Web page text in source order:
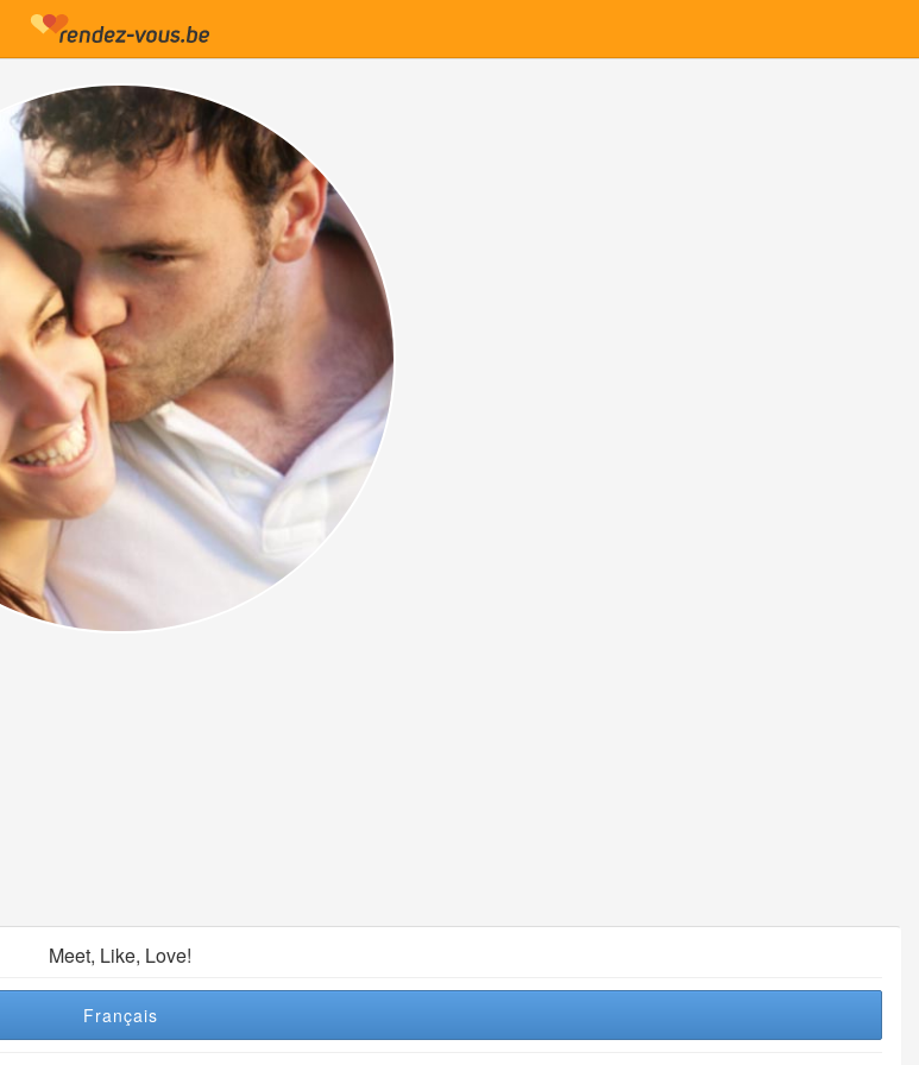
Meet, Like, Love!
Français